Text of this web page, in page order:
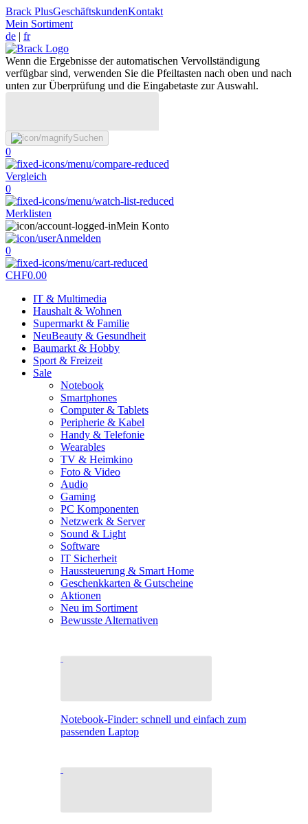
Brack PlusGeschäftskundenKontakt
Mein Sortiment
de | fr
Wenn die Ergebnisse der automatischen Vervollständigung
verfügbar sind, verwenden Sie die Pfeiltasten nach oben und nach
unten zur Überprüfung und die Eingabetaste zur Auswahl.
Suchen
0
Vergleich
0
Merklisten
Mein Konto
Anmelden
0
CHF0.00
IT & Multimedia
Haushalt & Wohnen
Supermarkt & Familie
NeuBeauty & Gesundheit
Baumarkt & Hobby
Sport & Freizeit
Sale
Notebook
Smartphones
Computer & Tablets
Peripherie & Kabel
Handy & Telefonie
Wearables
TV & Heimkino
Foto & Video
Audio
Gaming
PC Komponenten
Netzwerk & Server
Sound & Light
Software
IT Sicherheit
Haussteuerung & Smart Home
Geschenkkarten & Gutscheine
Aktionen
Neu im Sortiment
Bewusste Alternativen
Notebook-Finder: schnell und einfach zum
passenden Laptop